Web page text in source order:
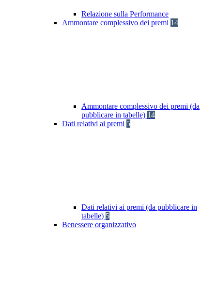
Relazione sulla Performance
Ammontare complessivo dei premi 14
Ammontare complessivo dei premi (da
pubblicare in tabelle) 14
Dati relativi ai premi 5
Dati relativi ai premi (da pubblicare in
tabelle) 5
Benessere organizzativo